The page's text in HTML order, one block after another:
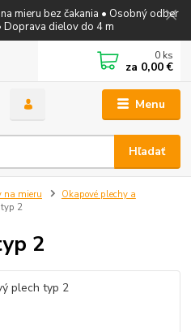
mieru bez čakania • Osobný odber
Doprava dielov do 4 m
Menu
Hľadať
0 ks
za 0,00 €
na mieru
Okapové plechy a
typ 2
2